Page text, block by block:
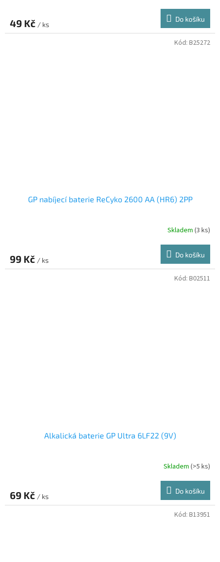
49 Kč / ks
Do košíku
GP nabíjecí baterie ReCyko 2600 AA (HR6) 2PP
Skladem (3 ks)
99 Kč / ks
Do košíku
Kód: B25272
Alkalická baterie GP Ultra 6LF22 (9V)
Skladem (>5 ks)
69 Kč / ks
Do košíku
Kód: B02511
Kód: B13951